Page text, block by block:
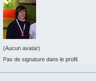
(Aucun avatar)
Pas de signature dans le profil.